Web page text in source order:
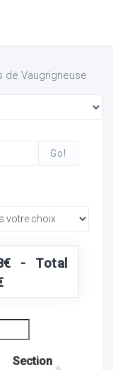
de Vaugrigneuse
Go!
- Total
Section